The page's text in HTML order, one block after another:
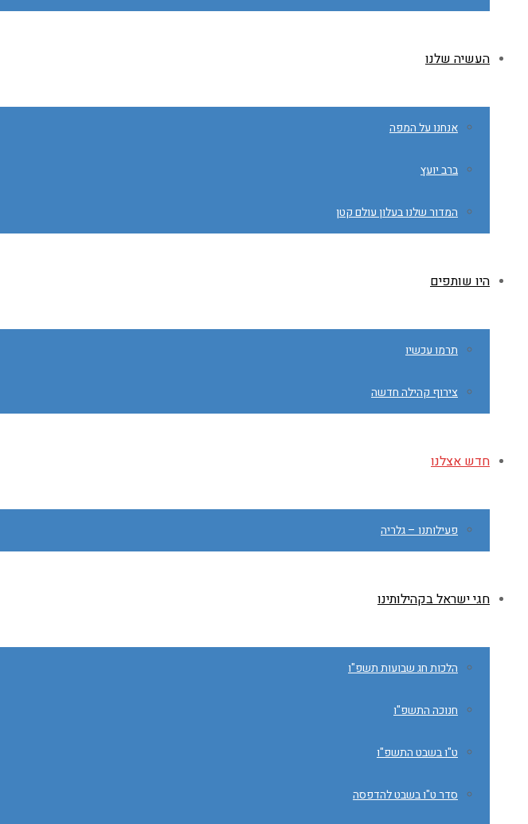
העשיה שלנו
אנחנו על המפה
ברב יועץ
המדור שלנו בעלון עולם קטן
היו שותפים
תרמו עכשיו
צירוף קהילה חדשה
חדש אצלנו
פעילותנו – גלריה
חגי ישראל בקהילותינו
הלכות חג שבועות תשפ"ו
חנוכה התשפ"ו
ט"ו בשבט התשפ"ו
סדר ט"ו בשבט להדפסה